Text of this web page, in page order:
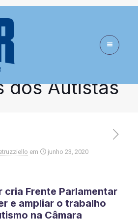
cria
Parlamentar
dos
dos Autistas
em junho 23, 2020
cria Frente Parlamentar
e ampliar o trabalho
na Câmara